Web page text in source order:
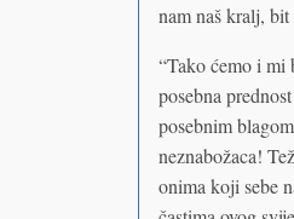
nam naš kralj, bit
“Tako ćemo i mi
posebna
posebnim
neznabožaca!
onima koji sebe